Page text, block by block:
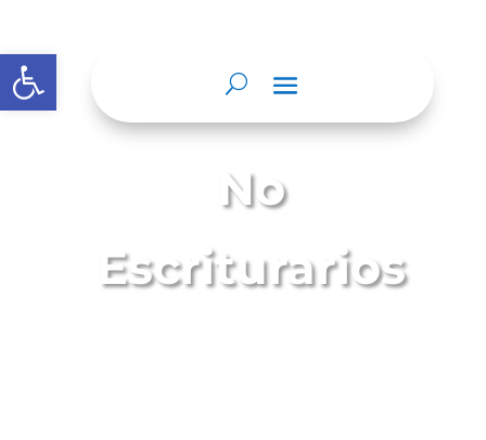
Abrir barra de herramientas
No
Escriturarios